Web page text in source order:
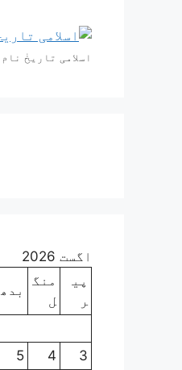
اسلامی تاریخٰ نام
اگست 2026
پی
ر
منگ
ل
بدھ
3
4
5